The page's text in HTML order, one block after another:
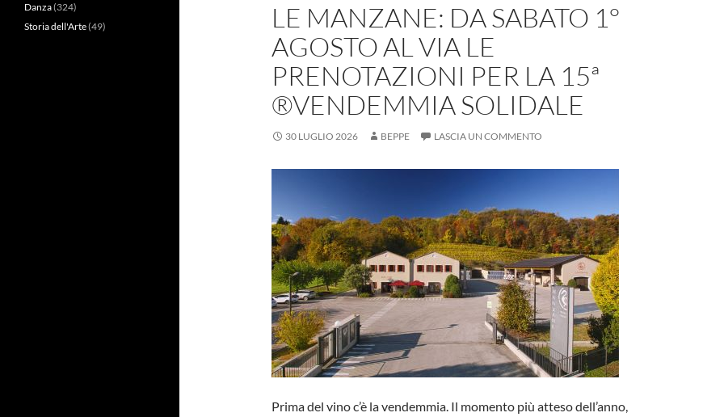
LE MANZANE: DA SABATO 1°
AGOSTO AL VIA LE
PRENOTAZIONI PER LA 15ª
®VENDEMMIA SOLIDALE
30 LUGLIO 2026 BEPPE LASCIA UN COMMENTO
Prima del vino c’è la vendemmia. Il momento più atteso dell’anno,
Danza(324)
Storia dell'Arte(49)